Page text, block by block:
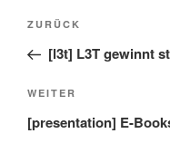
Beitragsnavigation
Vorheriger
Beitrag
ZURÜCK
[l3t] L3T gewinnt
Nächster
Beitrag
WEITER
[presentation] E-